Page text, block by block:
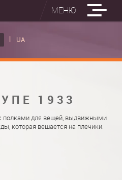
МЕНЮ
UA
1933
полками для вещей, выдвижными
которая вешается на плечики.
ДОСКИ
ДОСКА "РУСАЛКА"